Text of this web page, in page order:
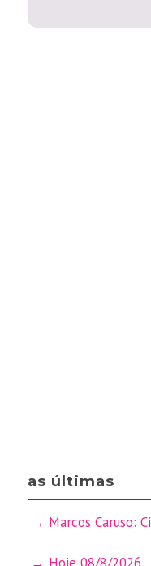
as últimas
Marcos Caruso: